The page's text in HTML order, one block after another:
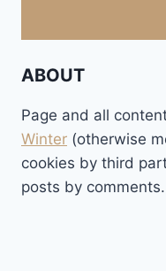
ABOUT
Page and all
Winter (otherwise
cookies by third
posts by comments.